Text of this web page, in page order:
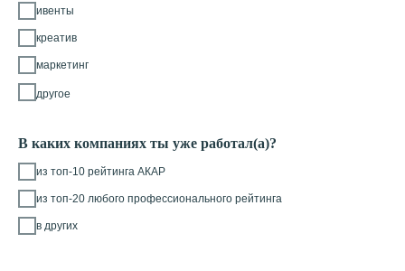
ивенты
креатив
маркетинг
другое
В каких компаниях ты уже работал(а)?
из топ-10 рейтинга АКАР
из топ-20 любого профессионального рейтинга
в других